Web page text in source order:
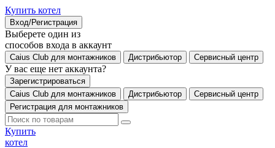
Купить котел
Вход/Регистрация
Выберете один из
способов входа в аккаунт
Caius Club для монтажников Дистрибьютор Сервисный центр
У вас еще нет аккаунта?
Зарегистрироваться
Caius Club для монтажников
Дистрибьютор
Сервисный центр
Регистрация для монтажников
Купить
котел